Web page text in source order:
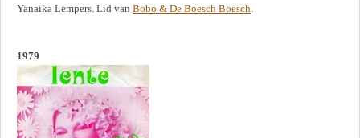
Yanaika Lempers. Lid van Bobo & De Boesch Boesch.
1979